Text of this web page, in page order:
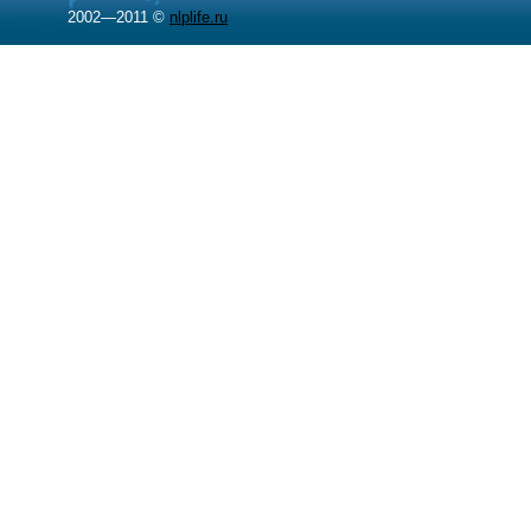
2002—2011 © nlplife.ru